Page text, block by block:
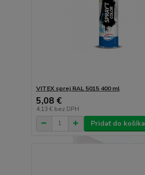
VITEX sprej RAL 5015 400 ml
5,08 €
4,13 € bez DPH
Pridať do košíka